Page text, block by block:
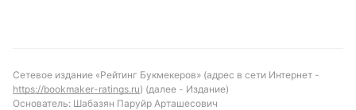
Сетевое издание «Рейтинг Букмекеров» (адрес в сети Интернет -
https://bookmaker-ratings.ru) (далее - Издание)
Основатель: Шабазян Паруйр Арташесович